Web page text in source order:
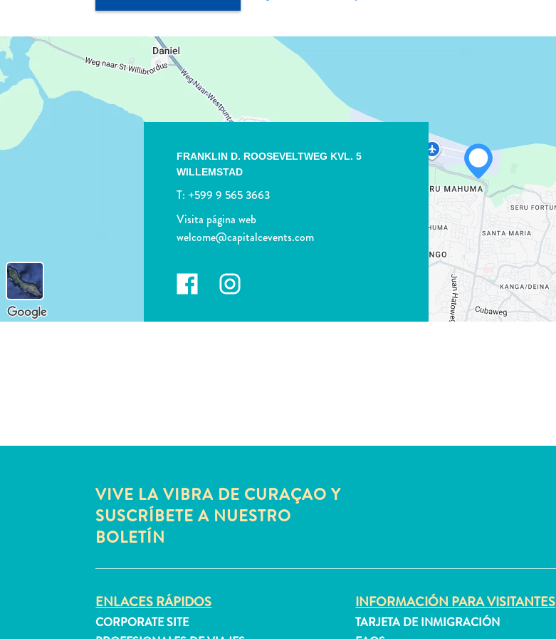
WHATSAPP
FACEBOOK
CORREO ELECTRÓNICO
COPIAR ENLACE
FRANKLIN D. ROOSEVELTWEG KVL. 5
WILLEMSTAD
T: +599 9 565 3663
Visita página web
welcome@capitalcevents.com
VIVE LA VIBRA DE CURAÇAO Y
SUSCRÍBETE A NUESTRO
BOLETÍN
ENLACES RÁPIDOS
CORPORATE SITE
INFORMACIÓN PARA VISITANTES
TARJETA DE INMIGRACIÓN
COPIAR ENLACE